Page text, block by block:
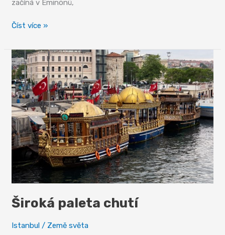
začíná v Eminönü,
Podél
Bosporu
Číst více »
Široká paleta chutí
Istanbul / Země světa